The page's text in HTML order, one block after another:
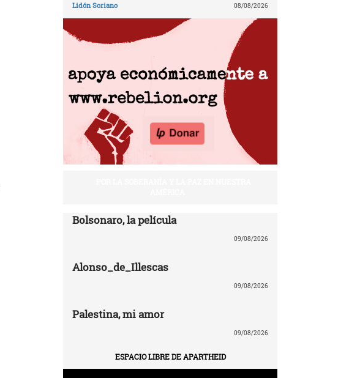
Lidón Soriano 08/08/2026
Bolsonaro, la película
09/08/2026
Alonso_de_Illescas
09/08/2026
Palestina, mi amor
09/08/2026
ESPACIO LIBRE DE APARTHEID